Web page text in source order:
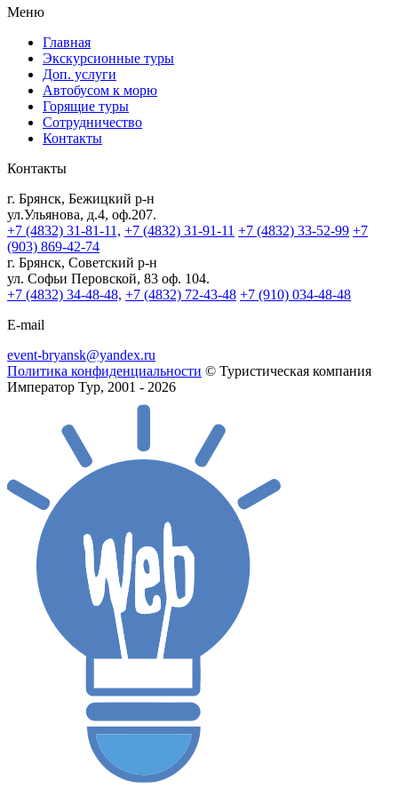
Меню
Главная
Экскурсионные туры
Доп. услуги
Автобусом к морю
Горящие туры
Сотрудничество
Контакты
Контакты
г. Брянск, Бежицкий р-н
ул.Ульянова, д.4, оф.207.
+7 (4832) 31-81-11, +7 (4832) 31-91-11 +7 (4832) 33-52-99 +7
(903) 869-42-74
г. Брянск, Советский р-н
ул. Софьи Перовской, 83 оф. 104.
+7 (4832) 34-48-48, +7 (4832) 72-43-48 +7 (910) 034-48-48
E-mail
event-bryansk@yandex.ru
Политика конфиденциальности © Туристическая компания
Император Тур, 2001 - 2026